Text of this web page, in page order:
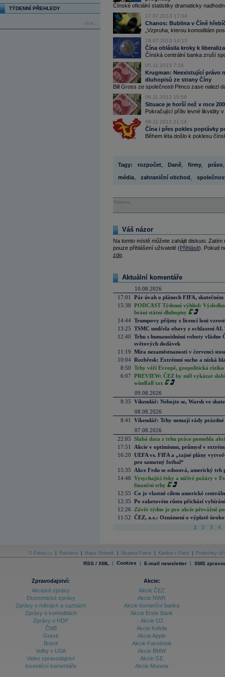
TÝDENNÍ PŘEHLEDY
více...
Čínské oficiální statistiky dramaticky
17.07.2013 17:04
Chanos: Bublina v Číně
„Vzpruha, kterou komoditám
19.07.2013 14:13
Čína ohlásila kroky k
Čínská centrální banka zruší
05.11.2013 7:18
Krugman: Neexistující právo
dluhopisů ze strany Číny
Bill Gross ze společnosti Pimco zase nalezl
08.11.2013 15:58
Situace je horší než v roce
Pokračující příliv levné likvidity
08.11.2013 21:14
Čína i přes pokles poptávky
Během léta došlo k poklesu
Tagy: rozpočet Daně firmy právo
média zahraniční obchod
Reklama
Váš názor
Na tomto místě můžete zahájit diskusi.
pouze přihlášení uživatelé (Přihlásit). Pokud
zde
Aktuální komentáře
10.08.2026
17:01
Pár úvah o plánech FIFA,
15:38 PODCAST Týdenní výhled:
brání státní dluhopisy
14:44 Trumpovy příjmy z licencí loni
13:25 TSMC umlčela obavy z ochlazení
12:40 Trhu s humanoidními roboty vládne
světových dodávek
11:19 Míra nezaměstnanosti v červenci
10:04 Rozbřesk: Extrémní sucho a nízká
8:50 Trhy věří Evropě, geopolitická rizika
6:07 PREVIEW: ČEZ by měl vykázat
windfall tax
09.08.2026
8:35 Víkendář: Nebojte se, Warsh ve
08.08.2026
8:41
Víkendář: Trhy nemají rády prázdné
07.08.2026
22:05 Slabá data z trhu práce pomohla
17:51
Akcie v optimismu, průmysl v
16:20 UEFA vs. FIFA a „tajné plány
pro samotný fotbal“
15:35
Akce Fedu se odsouvá, americký
14:46 Vysychající řeky a ničivé požáry v
finanční trhy
12:55 Co je vlastně cílem americké
12:35 Po raketovém růstu přichází
12:26
Závěr týdne je pro akcie převážně
11:52 ČEZ, a.s.: Oznámení o výplatě
1 2 3 4
O Patria.cz Reklama Mapa Stránek Skupina Patria Kariéra v Patrii Podmínky
RSS / XML | Cookies | E-mail newsletter | SMS
Zpravodajství:
Akciové zprávy
Ekonomické zprávy
Zprávy o měnách a sazbách
Zprávy o komoditách
Zprávy o HDP
ČNB
Grexit
Brexit
Volby v USA
Video zpravodajství
Investiční komentáře
Akcie:
Akcie ČEZ
Akcie NWR
Akcie Komerční banka
Akcie Erste Bank
Akcie O2
Akcie Kofola
Akcie Apple
Akcie Facebook
Akcie BMW
Akcie GE
Akcie Moneta